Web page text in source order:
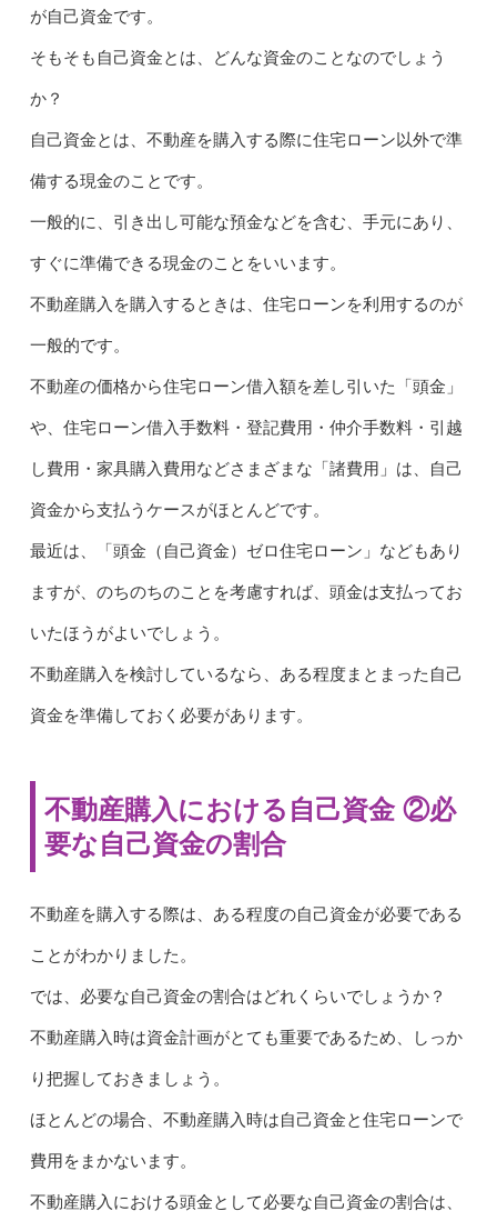
が自己資金です。
そもそも自己資金とは、どんな資金のことなのでしょう
か？
自己資金とは、不動産を購入する際に住宅ローン以外で準
備する現金のことです。
一般的に、引き出し可能な預金などを含む、手元にあり、
すぐに準備できる現金のことをいいます。
不動産購入を購入するときは、住宅ローンを利用するのが
一般的です。
不動産の価格から住宅ローン借入額を差し引いた「頭金」
や、住宅ローン借入手数料・登記費用・仲介手数料・引越
し費用・家具購入費用などさまざまな「諸費用」は、自己
資金から支払うケースがほとんどです。
最近は、「頭金（自己資金）ゼロ住宅ローン」などもあり
ますが、のちのちのことを考慮すれば、頭金は支払ってお
いたほうがよいでしょう。
不動産購入を検討しているなら、ある程度まとまった自己
資金を準備しておく必要があります。
不動産購入における自己資金 ②必
要な自己資金の割合
不動産を購入する際は、ある程度の自己資金が必要である
ことがわかりました。
では、必要な自己資金の割合はどれくらいでしょうか？
不動産購入時は資金計画がとても重要であるため、しっか
り把握しておきましょう。
ほとんどの場合、不動産購入時は自己資金と住宅ローンで
費用をまかないます。
不動産購入における頭金として必要な自己資金の割合は、